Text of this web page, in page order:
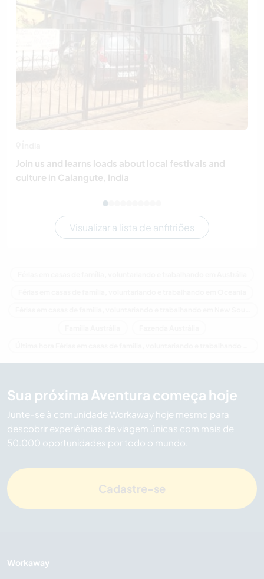
Join us and learns loads about local festivals and
culture in Calangute, India
Visualizar a lista de anfitriões
Sua próxima Aventura começa hoje
Junte-se à comunidade Workaway hoje mesmo para
descobrir experiências de viagem únicas com mais de
50.000 oportunidades por todo o mundo.
Cadastre-se
Workaway